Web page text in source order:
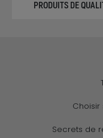
PRODUITS DE
Secrets de